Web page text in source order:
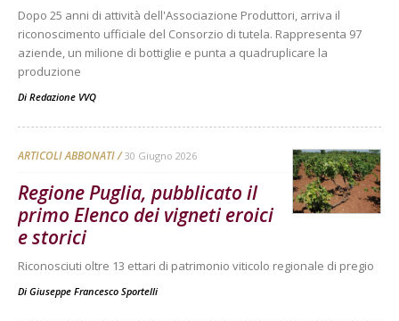
Dopo 25 anni di attività dell'Associazione Produttori, arriva il
riconoscimento ufficiale del Consorzio di tutela. Rappresenta 97
aziende, un milione di bottiglie e punta a quadruplicare la
produzione
Di Redazione VVQ
ARTICOLI ABBONATI 30 Giugno 2026
Regione Puglia, pubblicato il
primo Elenco dei vigneti eroici
e storici
Riconosciuti oltre 13 ettari di patrimonio viticolo regionale di pregio
Di Giuseppe Francesco Sportelli